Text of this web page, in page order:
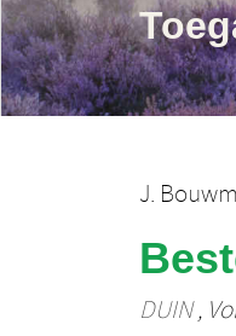
J.
DUIN,